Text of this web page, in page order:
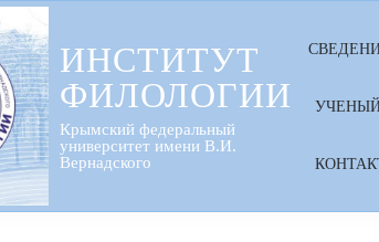
ИНСТИТУТ
ФИЛОЛОГИИ
Крымский федеральный
университет имени В.И.
Вернадского